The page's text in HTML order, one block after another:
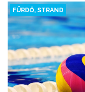
FÜRDŐ, STRAND